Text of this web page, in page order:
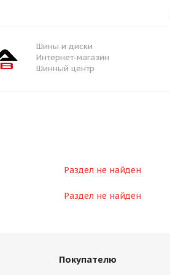
Шины и диски
Интернет-магазин
Шинный центр
Раздел не найден
Раздел не найден
Покупателю